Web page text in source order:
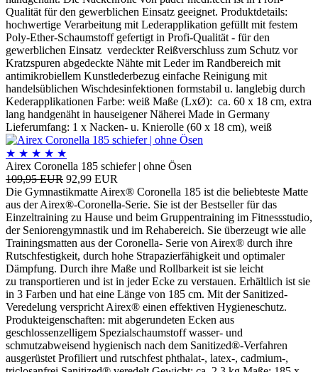
Qualität für den gewerblichen Einsatz geeignet. Produktdetails:
hochwertige Verarbeitung mit Lederapplikation gefüllt mit festem
Poly-Ether-Schaumstoff gefertigt in Profi-Qualität - für den
gewerblichen Einsatz verdeckter Reißverschluss zum Schutz vor
Kratzspuren abgedeckte Nähte mit Leder im Randbereich mit
antimikrobiellem Kunstlederbezug einfache Reinigung mit
handelsüblichen Wischdesinfektionen formstabil u. langlebig durch
Kederapplikationen Farbe: weiß Maße (LxØ): ca. 60 x 18 cm, extra
lang handgenäht in hauseigener Näherei Made in Germany
Lieferumfang: 1 x Nacken- u. Knierolle (60 x 18 cm), weiß
★ ★ ★ ★ ★
Airex Coronella 185 schiefer | ohne Ösen
109,95 EUR 92,99 EUR
Die Gymnastikmatte Airex® Coronella 185 ist die beliebteste Matte
aus der Airex®-Coronella-Serie. Sie ist der Bestseller für das
Einzeltraining zu Hause und beim Gruppentraining im Fitnessstudio,
der Seniorengymnastik und im Rehabereich. Sie überzeugt wie alle
Trainingsmatten aus der Coronella- Serie von Airex® durch ihre
Rutschfestigkeit, durch hohe Strapazierfähigkeit und optimaler
Dämpfung. Durch ihre Maße und Rollbarkeit ist sie leicht
zu transportieren und ist in jeder Ecke zu verstauen. Erhältlich ist sie
in 3 Farben und hat eine Länge von 185 cm. Mit der Sanitized-
Veredelung verspricht Airex® einen effektiven Hygieneschutz.
Produkteigenschaften: mit abgerundeten Ecken aus
geschlossenzelligem Spezialschaumstoff wasser- und
schmutzabweisend hygienisch nach dem Sanitized®-Verfahren
ausgerüstet Profiliert und rutschfest phthalat-, latex-, cadmium-,